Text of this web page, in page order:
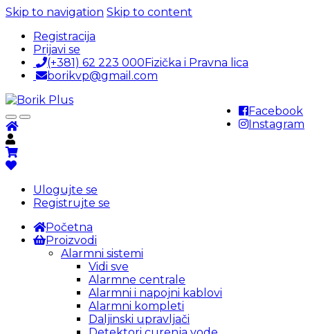
Skip to navigation Skip to content
Registracija
Prijavi se
(+381) 62 223 000Fizička i Pravna lica
borikvp@gmail.com
Facebook
Instagram
Ulogujte se
Registrujte se
Početna
Proizvodi
Alarmni sistemi
Vidi sve
Alarmne centrale
Alarmni i napojni kablovi
Alarmni kompleti
Daljinski upravljači